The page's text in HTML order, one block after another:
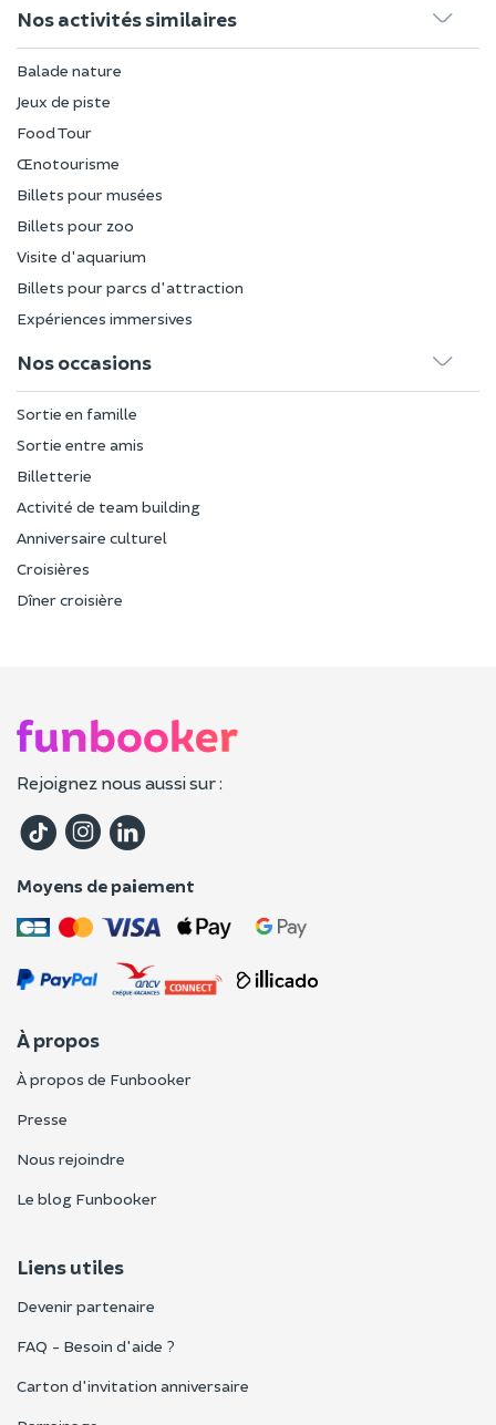
Nos activités similaires
Balade nature
Jeux de piste
Food Tour
Œnotourisme
Billets pour musées
Billets pour zoo
Visite d'aquarium
Billets pour parcs d'attraction
Expériences immersives
Nos occasions
Sortie en famille
Sortie entre amis
Billetterie
Activité de team building
Anniversaire culturel
Croisières
Dîner croisière
Rejoignez nous aussi sur :
Moyens de paiement
À propos
À propos de Funbooker
Presse
Nous rejoindre
Le blog Funbooker
Liens utiles
Devenir partenaire
FAQ - Besoin d'aide ?
Carton d'invitation anniversaire